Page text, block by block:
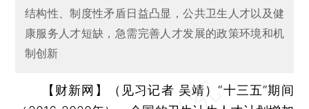
结构性、制度性矛盾日益凸显，公共卫生人才以及健
康服务人才短缺，急需完善人才发展的政策环境和机
制创新
【财新网】（见习记者 吴靖）“十三五”期间